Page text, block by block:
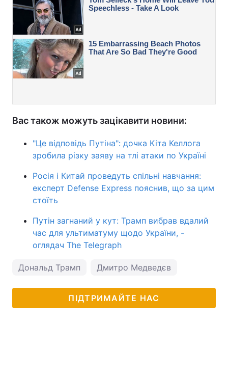
Вас також можуть зацікавити новини:
"Це відповідь Путіна": дочка Кіта Келлога
зробила різку заяву на тлі атаки по Україні
Росія і Китай проведуть спільні навчання:
експерт Defense Express пояснив, що за цим
стоїть
Путін загнаний у кут: Трамп вибрав вдалий
час для ультиматуму щодо України, -
оглядач The Telegraph
Дональд Трамп Дмитро Медведєв
ПІДТРИМАЙТЕ НАС